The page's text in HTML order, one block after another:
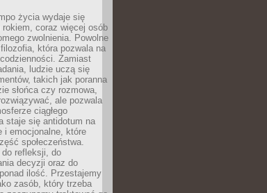
życia wydaje się
coraz więcej osób
zwolnienia. Powolne
która pozwala na
Zamiast
ludzie uczą się
takich jak poranna
słońca czy rozmowa,
ale pozwala
ciągłego
staje się antidotum na
i emocjonalne, które
społeczeństwa.
refleksji, do
decyzji oraz do
ilość. Przestajemy
zasób, który trzeba